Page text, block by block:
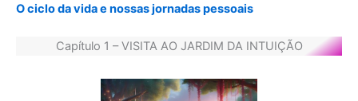
O ciclo da vida e nossas jornadas pessoais
Capítulo 1 – VISITA AO JARDIM DA INTUIÇÃO